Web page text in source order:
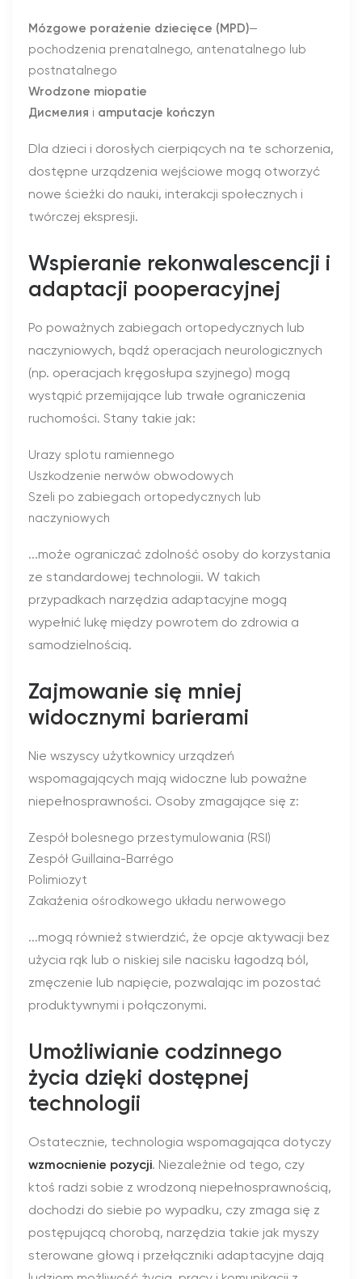
Mózgowe porażenie dziecięce (MPD)—
pochodzenia prenatalnego, antenatalnego lub
postnatalnego
Wrodzone miopatie
Дисмелия i amputacje kończyn
Dla dzieci i dorosłych cierpiących na te schorzenia,
dostępne urządzenia wejściowe mogą otworzyć
nowe ścieżki do nauki, interakcji społecznych i
twórczej ekspresji.
Wspieranie rekonwalescencji i
adaptacji pooperacyjnej
Po poważnych zabiegach ortopedycznych lub
naczyniowych, bądź operacjach neurologicznych
(np. operacjach kręgosłupa szyjnego) mogą
wystąpić przemijające lub trwałe ograniczenia
ruchomości. Stany takie jak:
Urazy splotu ramiennego
Uszkodzenie nerwów obwodowych
Szeli po zabiegach ortopedycznych lub
naczyniowych
...może ograniczać zdolność osoby do korzystania
ze standardowej technologii. W takich
przypadkach narzędzia adaptacyjne mogą
wypełnić lukę między powrotem do zdrowia a
samodzielnością.
Zajmowanie się mniej
widocznymi barierami
Nie wszyscy użytkownicy urządzeń
wspomagających mają widoczne lub poważne
niepełnosprawności. Osoby zmagające się z:
Zespół bolesnego przestymulowania (RSI)
Zespół Guillaina-Barrégo
Polimiozyt
Zakażenia ośrodkowego układu nerwowego
...mogą również stwierdzić, że opcje aktywacji bez
użycia rąk lub o niskiej sile nacisku łagodzą ból,
zmęczenie lub napięcie, pozwalając im pozostać
produktywnymi i połączonymi.
Umożliwianie codzinnego
życia dzięki dostępnej
technologii
Ostatecznie, technologia wspomagająca dotyczy
wzmocnienie pozycji. Niezależnie od tego, czy
ktoś radzi sobie z wrodzoną niepełnosprawnością,
dochodzi do siebie po wypadku, czy zmaga się z
postępującą chorobą, narzędzia takie jak myszy
sterowane głową i przełączniki adaptacyjne dają